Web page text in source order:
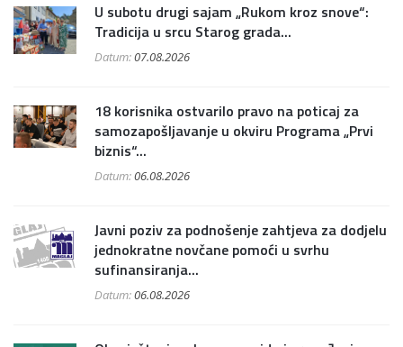
U subotu drugi sajam „Rukom kroz snove“:
Tradicija u srcu Starog grada...
Datum:07.08.2026
18 korisnika ostvarilo pravo na poticaj za
samozapošljavanje u okviru Programa „Prvi
biznis“...
Datum:06.08.2026
Javni poziv za podnošenje zahtjeva za dodjelu
jednokratne novčane pomoći u svrhu
sufinansiranja...
Datum:06.08.2026